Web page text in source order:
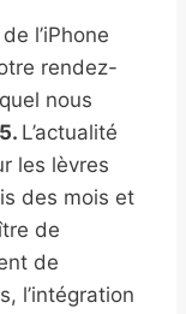
l’iPhone
rendez-
nous
L’actualité
les lèvres
des mois et
de
de
l’intégration